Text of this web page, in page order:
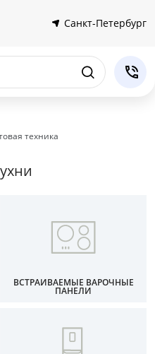
Санкт-Петербург
техника
ВСТРАИВАЕМЫЕ ВАРОЧНЫЕ
ПАНЕЛИ